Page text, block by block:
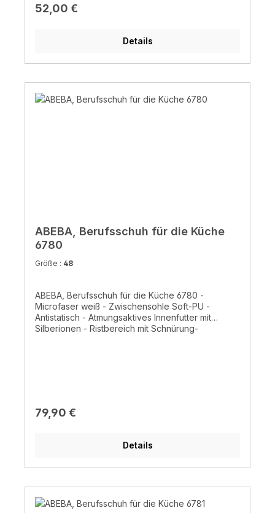
Regulärer Preis:
52,00 €
Details
ABEBA, Berufsschuh für die Küche
6780
Größe : 48
ABEBA, Berufsschuh für die Küche 6780 -
Microfaser weiß - Zwischensohle Soft-PU -
Antistatisch - Atmungsaktives Innenfutter mit
Silberionen - Ristbereich mit Schnürung-
Regulärer Preis:
79,90 €
Details